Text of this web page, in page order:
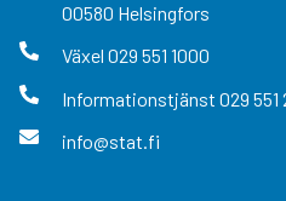
00580 Helsingfors
Växel 029 551 1000
Informationstjänst 029 551
info@stat.fi